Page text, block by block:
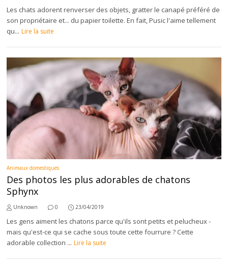
Les chats adorent renverser des objets, gratter le canapé préféré de
son propriétaire et... du papier toilette. En fait, Pusic l'aime tellement
qu... Lire la suite
Animaux domestiques
Des photos les plus adorables de chatons
Sphynx
Unknown 0 23/04/2019
Les gens aiment les chatons parce qu'ils sont petits et pelucheux -
mais qu'est-ce qui se cache sous toute cette fourrure ? Cette
adorable collection ... Lire la suite